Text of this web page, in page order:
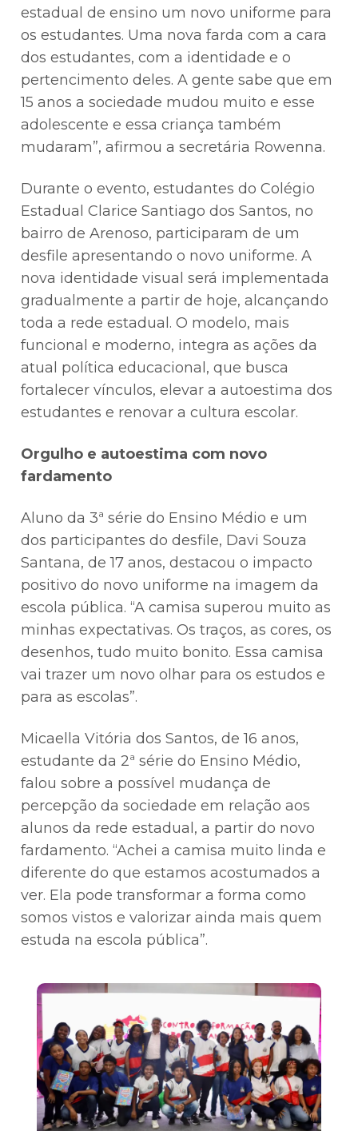
estadual de ensino um novo uniforme para
os estudantes. Uma nova farda com a cara
dos estudantes, com a identidade e o
pertencimento deles. A gente sabe que em
15 anos a sociedade mudou muito e esse
adolescente e essa criança também
mudaram”, afirmou a secretária Rowenna.
Durante o evento, estudantes do Colégio
Estadual Clarice Santiago dos Santos, no
bairro de Arenoso, participaram de um
desfile apresentando o novo uniforme. A
nova identidade visual será implementada
gradualmente a partir de hoje, alcançando
toda a rede estadual. O modelo, mais
funcional e moderno, integra as ações da
atual política educacional, que busca
fortalecer vínculos, elevar a autoestima dos
estudantes e renovar a cultura escolar.
Orgulho e autoestima com novo
fardamento
Aluno da 3ª série do Ensino Médio e um
dos participantes do desfile, Davi Souza
Santana, de 17 anos, destacou o impacto
positivo do novo uniforme na imagem da
escola pública. “A camisa superou muito as
minhas expectativas. Os traços, as cores, os
desenhos, tudo muito bonito. Essa camisa
vai trazer um novo olhar para os estudos e
para as escolas”.
Micaella Vitória dos Santos, de 16 anos,
estudante da 2ª série do Ensino Médio,
falou sobre a possível mudança de
percepção da sociedade em relação aos
alunos da rede estadual, a partir do novo
fardamento. “Achei a camisa muito linda e
diferente do que estamos acostumados a
ver. Ela pode transformar a forma como
somos vistos e valorizar ainda mais quem
estuda na escola pública”.